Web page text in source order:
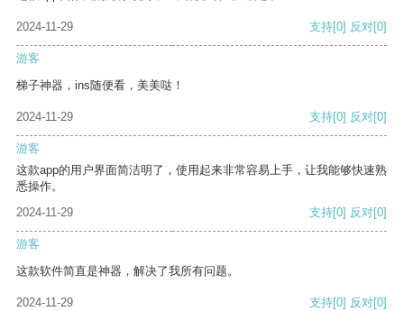
2024-11-29 支持[0] 反对[0]
游客
梯子神器，ins随便看，美美哒！
2024-11-29 支持[0] 反对[0]
游客
这款app的用户界面简洁明了，使用起来非常容易上手，让我能够快速熟
悉操作。
2024-11-29
支持[0] 反对[0]
游客
这款软件简直是神器，解决了我所有问题。
2024-11-29 支持[0] 反对[0]